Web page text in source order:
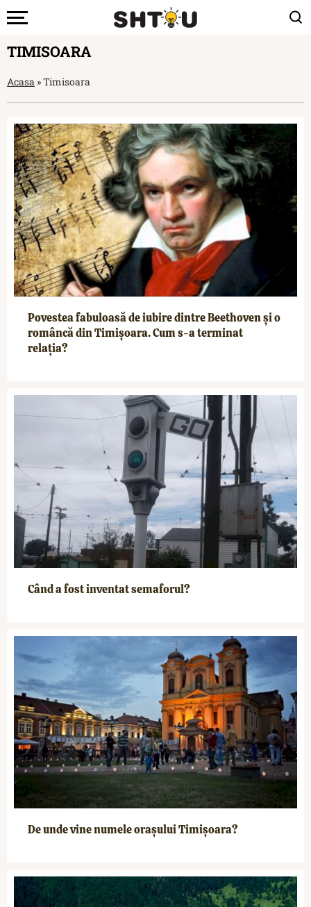
TIMISOARA
Acasa »Timisoara
Povestea fabuloasă de iubire dintre Beethoven și o
româncă din Timișoara. Cum s-a terminat
relația?
Când a fost inventat semaforul?
De unde vine numele orașului Timișoara?